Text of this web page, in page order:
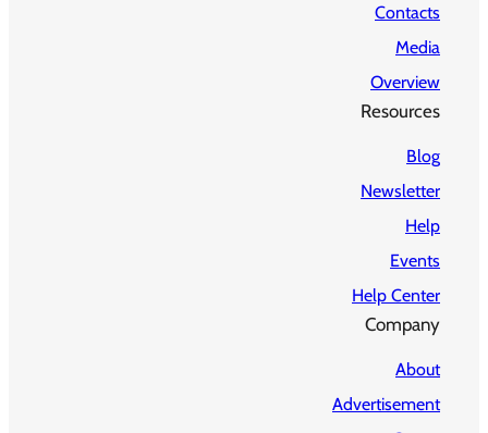
Contacts
Media
Overview
Resources
Blog
Newsletter
Help
Events
Help Center
Company
About
Advertisement